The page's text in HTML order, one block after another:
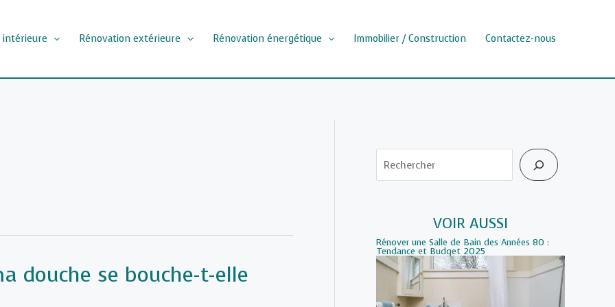
intérieure Rénovation extérieure Rénovation énergétique Immobilier / Construction Contactez-nous
douche se bouche-t-elle
Rechercher
VOIR AUSSI
Rénover une Salle de Bain des Années 80 :
Tendance et Budget 2025